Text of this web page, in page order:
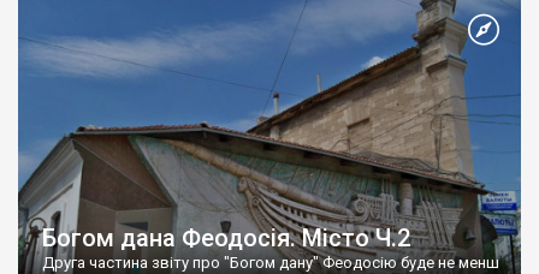
Богом дана Феодосія. Місто Ч.2
Друга частина звіту про "Богом дану" Феодосію буде не менш